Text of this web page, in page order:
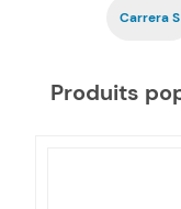
Carrera S
Produits